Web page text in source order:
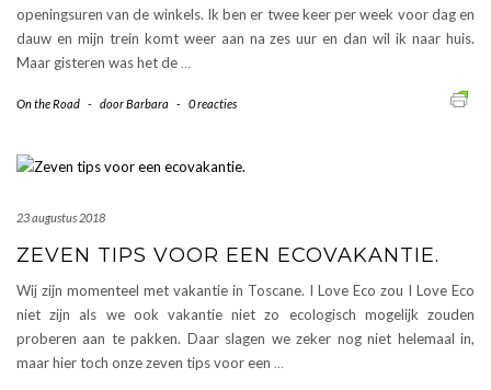
openingsuren van de winkels. Ik ben er twee keer per week voor dag en
dauw en mijn trein komt weer aan na zes uur en dan wil ik naar huis.
Maar gisteren was het de …
On the Road - doorBarbara - 0 reacties
23 augustus 2018
ZEVEN TIPS VOOR EEN ECOVAKANTIE.
Wij zijn momenteel met vakantie in Toscane. I Love Eco zou I Love Eco
niet zijn als we ook vakantie niet zo ecologisch mogelijk zouden
proberen aan te pakken. Daar slagen we zeker nog niet helemaal in,
maar hier toch onze zeven tips voor een …